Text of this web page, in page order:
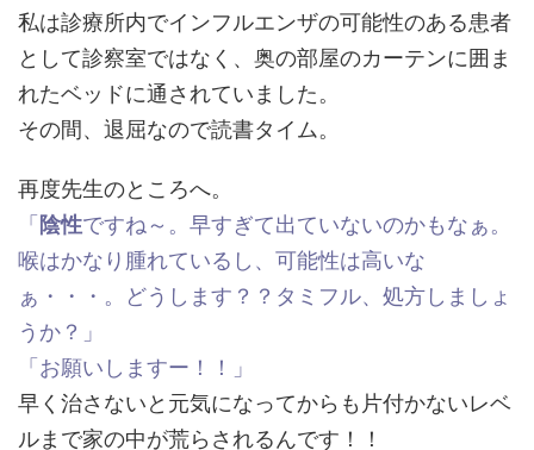
私は診療所内でインフルエンザの可能性のある患者
として診察室ではなく、奥の部屋のカーテンに囲ま
れたベッドに通されていました。
その間、退屈なので読書タイム。
再度先生のところへ。
「 陰性ですね～。早すぎて出ていないのかもなぁ。
喉はかなり腫れているし、可能性は高いな
ぁ・・・。どうします？？タミフル、処方しましょ
うか？」
「お願いしますー！！」
早く治さないと元気になってからも片付かないレベ
ルまで家の中が荒らされるんです！！